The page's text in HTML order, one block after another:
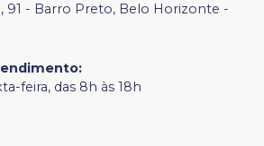
91 - Barro Preto, Belo Horizonte -
:
feira, das 8h às 18h